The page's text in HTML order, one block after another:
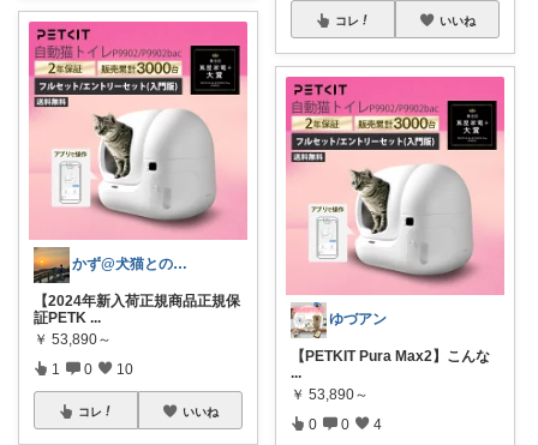
かず@犬猫との暮らし
【2024年新入荷正規商品正規保
証PETK ...
￥ 53,890～
1 0 10
コレ いいね
コレ いいね
ゆづアン
【PETKIT Pura Max2】こんな
...
￥ 53,890～
0 0 4